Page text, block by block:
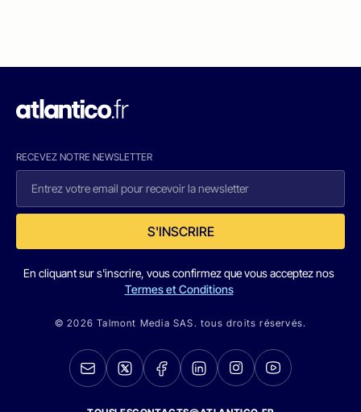
RECEVEZ NOTRE NEWSLETTER
S'INSCRIRE
En cliquant sur s'inscrire, vous confirmez que vous acceptez nos
Termes et Conditions
© 2026 Talmont Media SAS. tous droits réservés.